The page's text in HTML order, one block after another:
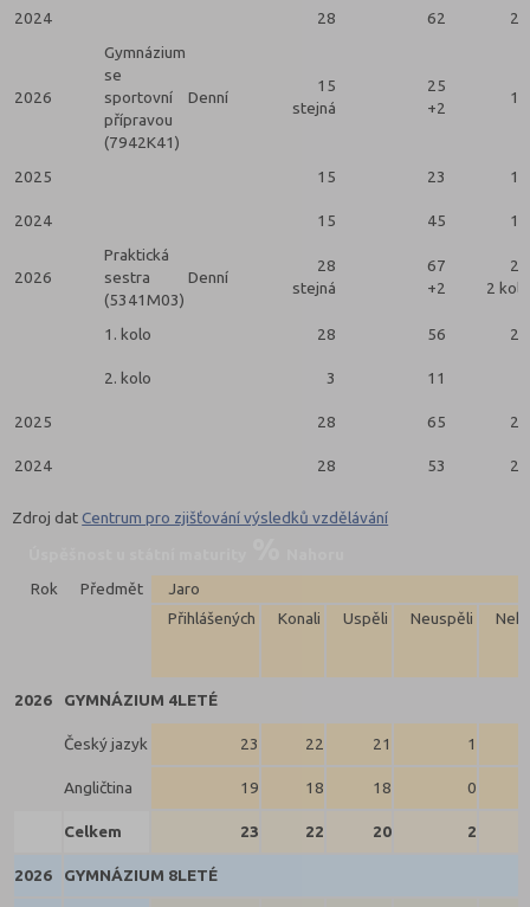
2024 28 62 28
2026
Gymnázium
se
sportovní
přípravou
(7942K41)
Denní
15
stejná
25
+2
15
2025 15 23 15
2024 15 45 15
2026
Praktická
sestra
(5341M03)
Denní
28
stejná
67
+2
28
2 kola
1. kolo 28 56 25
2. kolo 3 11
2025 28 65 28
2024 28 53 26
Zdroj datCentrum pro zjišťování výsledků vzdělávání
Rok
Předmět
Jaro
Přihlášených
Konali Uspěli Neuspěli
2026 GYMNÁZIUM 4LETÉ
Český jazyk 23 22 21 1
Angličtina 19 18 18 0
Celkem 23 22 20 2
2026 GYMNÁZIUM 8LETÉ